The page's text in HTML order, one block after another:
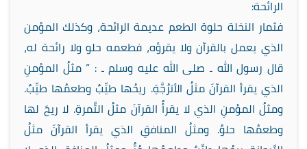
الرائحة:
فثمار النخلة حلوة الطعم عديمة الرائحة، وكذلك المؤمن
الذي يعمل بالقرآن ولا يقرؤه، فطعمه حلو ولا رائحة له،
قال رسول الله ـ صلى الله عليه وسلم ـ : ” مثلُ المؤمنِ
الذي يقرأ القرآنَ مثلُ الأترُجَّةِ. ريحُها طيِّبٌ وطعمُها طيِّبٌ.
ومثلُ المؤمنِ الذي لا يقرأُ القرآنَ مثلُ التَّمرةِ. لا ريحَ لها
وطعمُها حلوٌ. ومثلُ المنافقِ الذي يقرأ القرآنَ مثلُ